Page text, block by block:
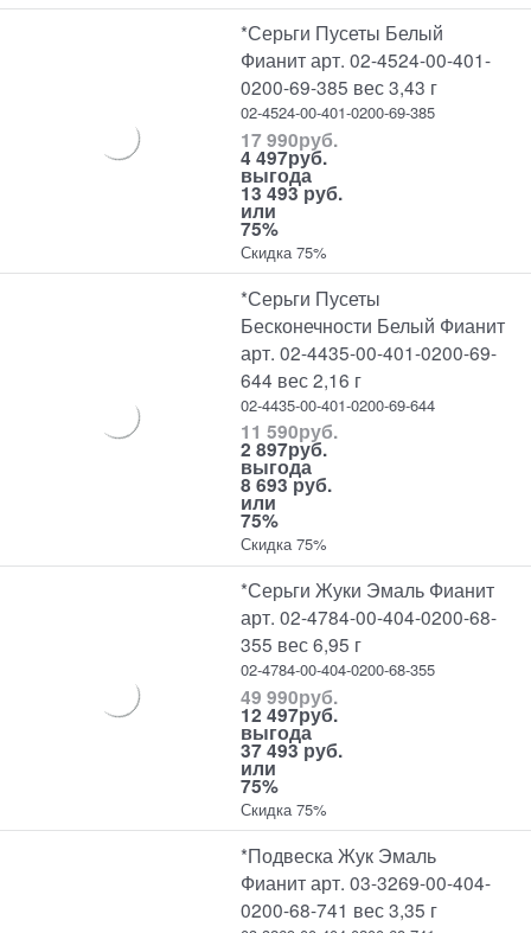
*Серьги Пусеты Белый
Фианит арт. 02-4524-00-401-
0200-69-385 вес 3,43 г
02-4524-00-401-0200-69-385
17 990руб.
4 497руб.
выгода
13 493 руб.
или
75%
Скидка 75%
*Серьги Пусеты
Бесконечности Белый Фианит
арт. 02-4435-00-401-0200-69-
644 вес 2,16 г
02-4435-00-401-0200-69-644
11 590руб.
2 897руб.
выгода
8 693 руб.
или
75%
Скидка 75%
*Серьги Жуки Эмаль Фианит
арт. 02-4784-00-404-0200-68-
355 вес 6,95 г
02-4784-00-404-0200-68-355
49 990руб.
12 497руб.
выгода
37 493 руб.
или
75%
Скидка 75%
*Подвеска Жук Эмаль
Фианит арт. 03-3269-00-404-
0200-68-741 вес 3,35 г